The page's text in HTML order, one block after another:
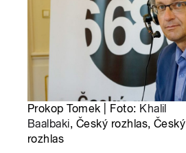
Prokop Tomek | Foto: Khalil
Baalbaki, Český rozhlas, Český
rozhlas